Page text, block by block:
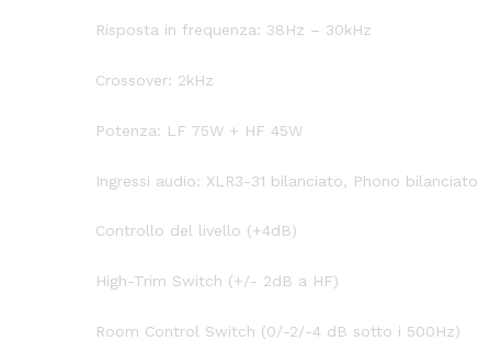
Risposta in frequenza: 38Hz – 30kHz
Crossover: 2kHz
Potenza: LF 75W + HF 45W
Ingressi audio: XLR3-31 bilanciato, Phono bilanciato
Controllo del livello (+4dB)
High-Trim Switch (+/- 2dB a HF)
Room Control Switch (0/-2/-4 dB sotto i 500Hz)